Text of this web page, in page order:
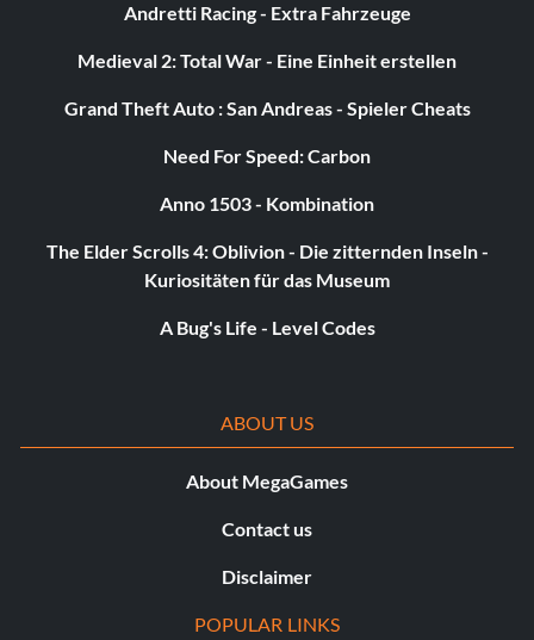
Andretti Racing - Extra Fahrzeuge
Medieval 2: Total War - Eine Einheit erstellen
Grand Theft Auto : San Andreas - Spieler Cheats
Need For Speed: Carbon
Anno 1503 - Kombination
The Elder Scrolls 4: Oblivion - Die zitternden Inseln -
Kuriositäten für das Museum
A Bug's Life - Level Codes
ABOUT US
About MegaGames
Contact us
Disclaimer
POPULAR LINKS